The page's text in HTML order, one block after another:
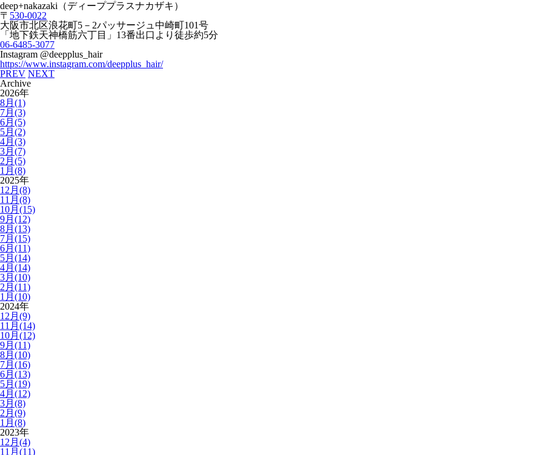
deep+nakazaki （ディーププラスナカザキ）
〒 530-0022
大阪市北区浪花町5 － 2パッサージュ中崎町101号
「地下鉄天神橋筋六丁目」 13番出口より徒歩約5分
06-6485-3077
Instagram @deepplus_hair
https://www.instagram.com/deepplus_hair/
PREV NEXT
Archive
2026年
8月(1)
7月(3)
6月(5)
5月(2)
4月(3)
3月(7)
2月(5)
1月(8)
2025年
12月(8)
11月(8)
10月(15)
9月(12)
8月(13)
7月(15)
6月(11)
5月(14)
4月(14)
3月(10)
2月(11)
1月(10)
2024年
12月(9)
11月(14)
10月(12)
9月(11)
8月(10)
7月(16)
6月(13)
5月(19)
4月(12)
3月(8)
2月(9)
1月(8)
2023年
12月(4)
11月(11)